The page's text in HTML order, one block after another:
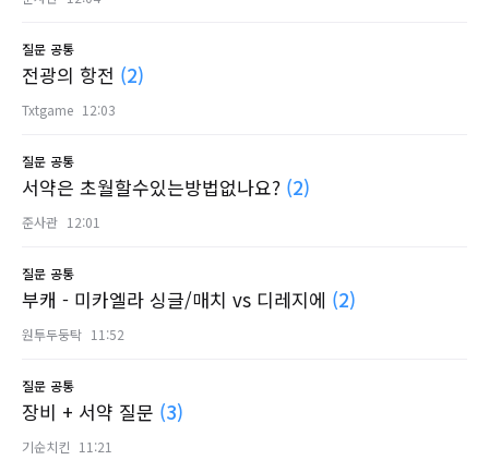
질문 공통
전광의 항전 (2)
Txtgame 12:03
질문 공통
서약은 초월할수있는방법없나요? (2)
준사관 12:01
질문 공통
부캐 - 미카엘라 싱글/매치 vs 디레지에 (2)
원투두둥탁 11:52
질문 공통
장비 + 서약 질문 (3)
기순치킨 11:21